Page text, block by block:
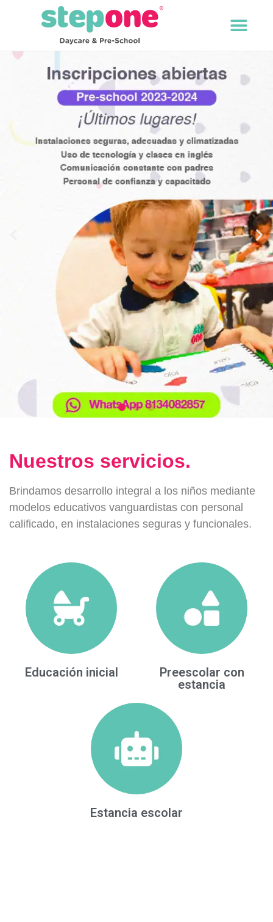
Nuestros servicios.
Brindamos desarrollo integral a los niños mediante
modelos educativos vanguardistas con personal
calificado, en instalaciones seguras y funcionales.
Educación inicial
Preescolar con
estancia
Estancia escolar